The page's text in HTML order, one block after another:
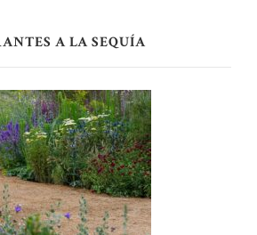
A LA SEQUÍA